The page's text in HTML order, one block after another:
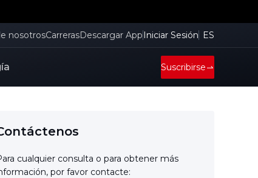
nosotrosCarrerasDescargar App Iniciar Sesión ES
Suscribirse
cualquier consulta o para obtener más
por favor contacte: